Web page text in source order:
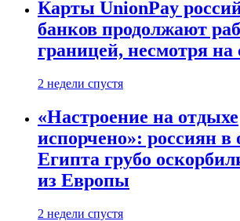
Карты UnionPay
банков продолжают
границей, несмотря
2 недели спустя
«Настроение на отдыхе
испорчено»: россиян в
Египта грубо
из Европы
2 недели спустя